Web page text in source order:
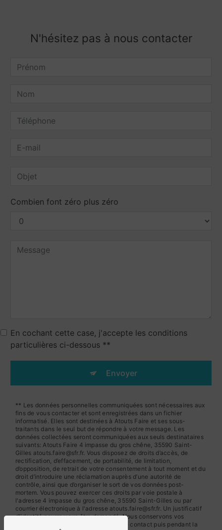
N'hésitez pas à nous contacter
Combien font zéro plus zéro
En cochant cette case, j'accepte les conditions
particulières ci-dessous **
Envoyer
** Les données personnelles communiquées sont nécessaires aux
fins de vous contacter et sont enregistrées dans un fichier
informatisé. Elles sont destinées à Atouts Faire et ses sous-
traitants dans le seul but de répondre à votre message. Les
données collectées seront communiquées aux seuls destinataires
suivants: Atouts Faire 4 impasse du gros chêne, 35590 Saint-
Gilles atouts.faire@sfr.fr. Vous disposez de droits d’accès, de
rectification, d’effacement, de portabilité, de limitation,
d’opposition, de retrait de votre consentement à tout moment et du
droit d’introduire une réclamation auprès d’une autorité de
contrôle, ainsi que d’organiser le sort de vos données post-
mortem. Vous pouvez exercer ces droits par voie postale à
l'adresse 4 impasse du gros chêne, 35590 Saint-Gilles ou par
courrier électronique à l'adresse atouts.faire@sfr.fr. Un justificatif
d'identité pourra vous être demandé. Nous conservons vos
données pendant la période de prise de contact puis pendant la